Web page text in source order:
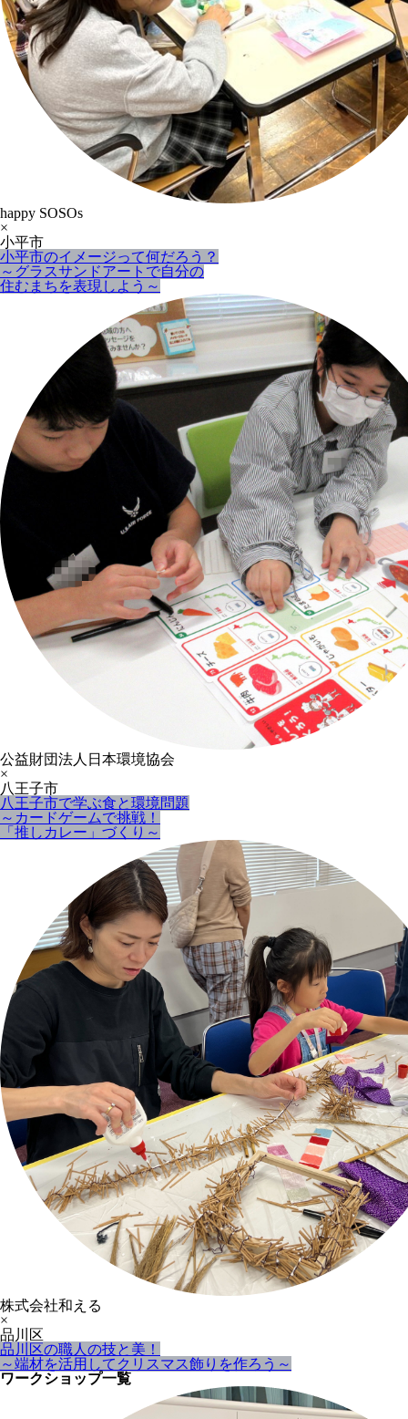
happy SOSOs
×
小平市
小平市のイメージって何だろう？
～グラスサンドアートで自分の
住むまちを表現しよう～
公益財団法人日本環境協会
×
八王子市
八王子市で学ぶ食と環境問題
～カードゲームで挑戦！
「推しカレー」づくり～
株式会社和える
×
品川区
品川区の職人の技と美！
～端材を活用してクリスマス飾りを作ろう～
ワークショップ一覧